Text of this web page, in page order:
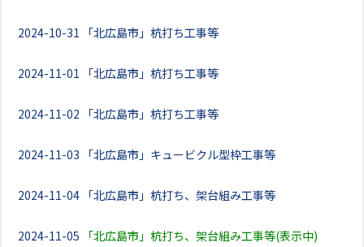
2024-10-31 「北広島市」杭打ち工事等
2024-11-01 「北広島市」杭打ち工事等
2024-11-02 「北広島市」杭打ち工事等
2024-11-03 「北広島市」キュービクル型枠工事等
2024-11-04 「北広島市」杭打ち、架台組み工事等
2024-11-05 「北広島市」杭打ち、架台組み工事等(表示中)